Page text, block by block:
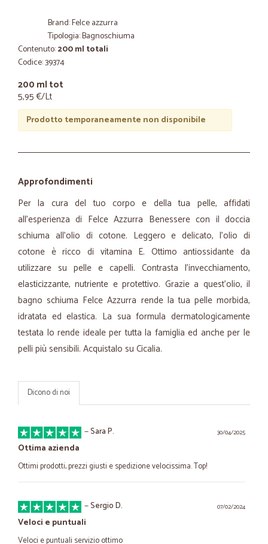
Brand: Felce azzurra
Tipologia: Bagnoschiuma
Contenuto:200 ml totali
Codice: 39374
200 ml tot
5,95 €/Lt
Prodotto temporaneamente non disponibile
Approfondimenti
Per la cura del tuo corpo e della tua pelle, affidati
all’esperienza di Felce Azzurra Benessere con il doccia
schiuma all’olio di cotone. Leggero e delicato, l’olio di
cotone è ricco di vitamina E. Ottimo antiossidante da
utilizzare su pelle e capelli. Contrasta l'invecchiamento,
elasticizzante, nutriente e protettivo. Grazie a quest’olio, il
bagno schiuma Felce Azzurra rende la tua pelle morbida,
idratata ed elastica. La sua formula dermatologicamente
testata lo rende ideale per tutta la famiglia ed anche per le
pelli più sensibili. Acquistalo su Cicalia.
Dicono di noi
30/04/2025
—Sara P.
Ottima azienda
Ottimi prodotti, prezzi giusti e spedizione velocissima. Top!
07/02/2024
—Sergio D.
Veloci e puntuali
Veloci e puntuali servizio ottimo